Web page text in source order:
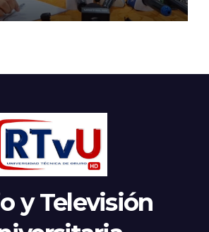
y Televisión